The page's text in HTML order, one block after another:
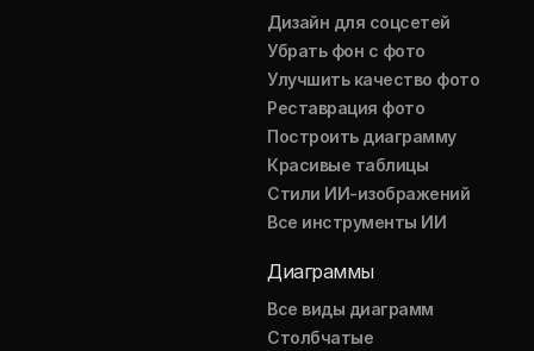
Дизайн для соцсетей
Убрать фон с фото
Улучшить качество фото
Реставрация фото
Построить диаграмму
Красивые таблицы
Стили ИИ-изображений
Все инструменты ИИ
Диаграммы
Все виды диаграмм
Столбчатые